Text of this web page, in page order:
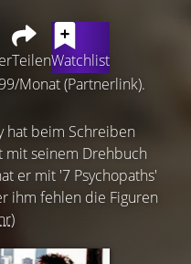
TeilenWatchlist
Monat (Partnerlink).
hat beim Schreiben
mit seinem Drehbuch
er mit '7 Psychopaths'
ihm fehlen die Figuren